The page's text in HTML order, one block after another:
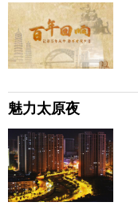
魅力太原夜